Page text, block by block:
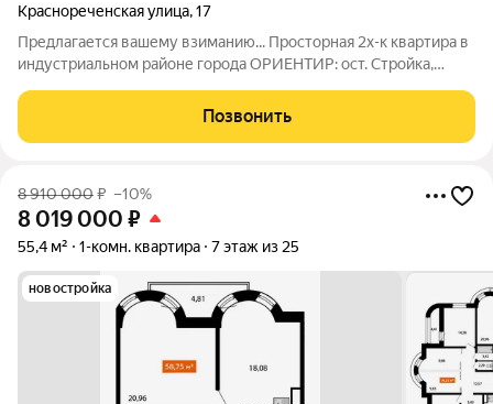
Краснореченская улица,17
Предлагается вашему взиманию... Просторная 2х-к квартира в
индустриальном районе города ОРИЕНТИР: ост. Стройка,
потолки. Классические элементы сталинской архитектуры
-Удобное расположение комнат,
Позвонить
8 910 000₽ –10%
8 019 000 ₽
55,4 м² 1-комн. квартира 7 этаж из 25
новостройка